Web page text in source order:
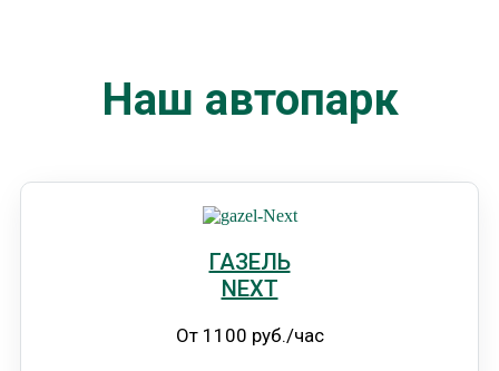
Наш автопарк
ГАЗЕЛЬ
NEXT
От 1100 руб./час